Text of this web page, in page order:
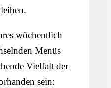
wöchentlich
Menüs
Vielfalt der
sein: